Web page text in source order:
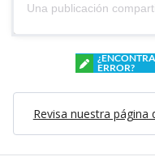
ERROR?
Revisa nuestra página